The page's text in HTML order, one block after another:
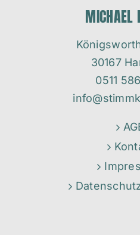
MICHAEL
30167
0511